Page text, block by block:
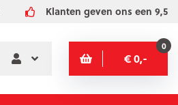
Klanten geven ons een 9,5
€ 0,-
0